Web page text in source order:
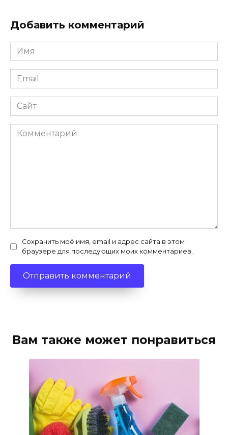
Добавить комментарий
Имя
Email
Сайт
Комментарий
Сохранить моё имя, email и адрес сайта в этом
браузере для последующих моих комментариев.
Вам также может понравиться